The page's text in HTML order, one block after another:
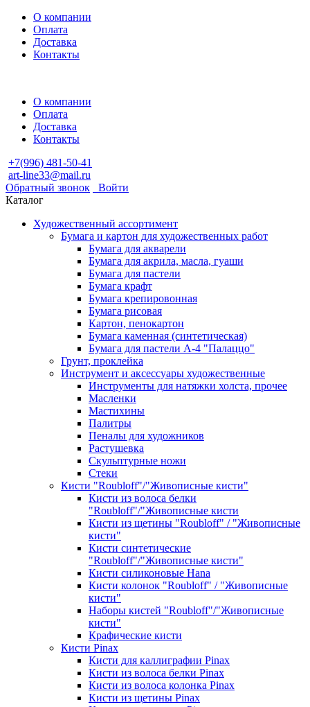
О компании
Оплата
Доставка
Контакты
О компании
Оплата
Доставка
Контакты
+7(996) 481-50-41
art-line33@mail.ru
Обратный звонок
Войти
Каталог
Художественный ассортимент
Бумага и картон для художественных работ
Бумага для акварели
Бумага для акрила, масла, гуаши
Бумага для пастели
Бумага крафт
Бумага крепировонная
Бумага рисовая
Картон, пенокартон
Бумага каменная (синтетическая)
Бумага для пастели А-4 "Палаццо"
Грунт, проклейка
Инструмент и аксессуары художественные
Инструменты для натяжки холста, прочее
Масленки
Мастихины
Палитры
Пеналы для художников
Растушевка
Скульптурные ножи
Стеки
Кисти "Roubloff"/"Живописные кисти"
Кисти из волоса белки
"Roubloff"/"Живописные кисти
Кисти из щетины "Roubloff" / "Живописные
кисти"
Кисти синтетические
"Roubloff"/"Живописные кисти"
Кисти силиконовые Hana
Кисти колонок "Roubloff" / "Живописные
кисти"
Наборы кистей "Roubloff"/"Живописные
кисти"
Крафические кисти
Кисти Pinax
Кисти для каллиграфии Pinax
Кисти из волоса белки Pinax
Кисти из волоса колонка Pinax
Кисти из щетины Pinax